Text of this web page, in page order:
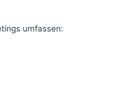
umfassen: